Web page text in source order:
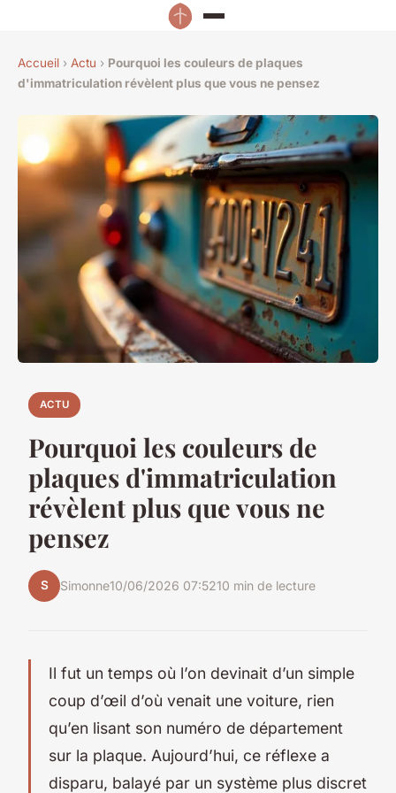
Accueil › Actu › Pourquoi les couleurs de plaques
d'immatriculation révèlent plus que vous ne pensez
ACTU
Pourquoi les couleurs de
plaques d'immatriculation
révèlent plus que vous ne
pensez
S Simonne10/06/2026 07:5210 min de lecture
Il fut un temps où l’on devinait d’un simple
coup d’œil d’où venait une voiture, rien
qu’en lisant son numéro de département
sur la plaque. Aujourd’hui, ce réflexe a
disparu, balayé par un système plus discret